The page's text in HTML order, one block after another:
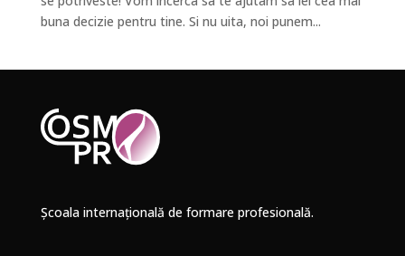
buna decizie pentru tine. Si nu uita, noi punem...
Școala internațională de formare profesională.